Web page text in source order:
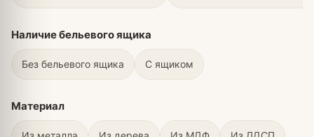
Наличие бельевого ящика
Без бельевого ящика С ящиком
Материал